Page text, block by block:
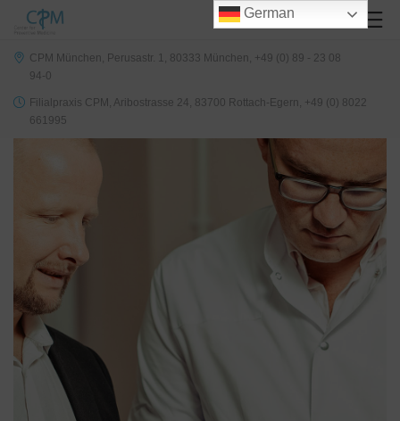
CPM München, Perusastr. 1, 80333 München, +49 (0) 89 - 23 08
94-0
Filialpraxis CPM, Aribostrasse 24, 83700 Rottach-Egern, +49 (0) 8022
661995
German